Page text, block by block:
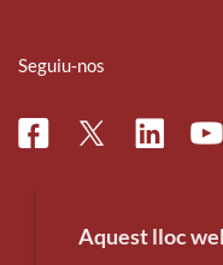
Seguiu-nos
FacebookTwitterLinkedin
Aquest lloc